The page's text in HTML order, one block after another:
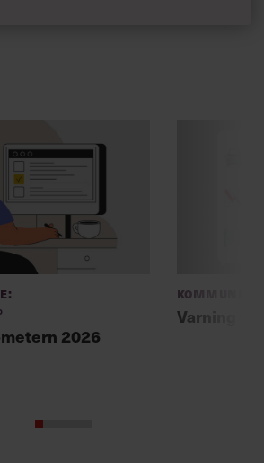
2026
Varning